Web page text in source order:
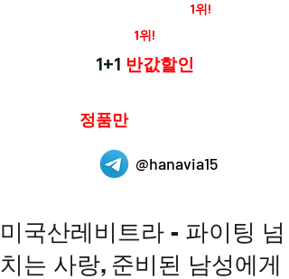
1위!
1위!
1+1 반값할인
정품만
@hanavia15
미국산레비트라 - 파이팅 넘
치는 사랑, 준비된 남성에게